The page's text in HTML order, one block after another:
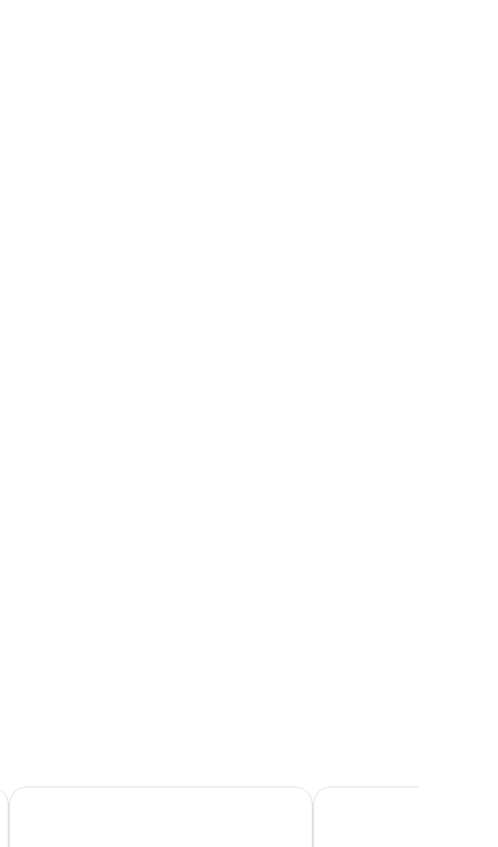
Yard
A Laurel Haven, with big porches and a log cabin feel.
Rustikale Berghütte